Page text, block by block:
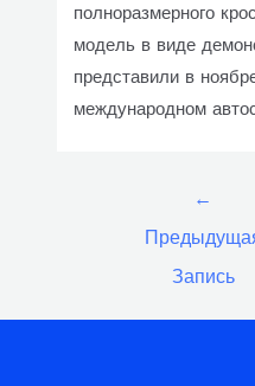
полноразмерного
модель в виде
представили в
международном
←
Запись